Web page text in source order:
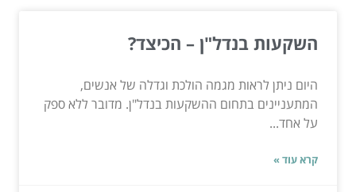
השקעות בנדל"ן – הכיצד?
היום ניתן לראות מגמה הולכת וגדלה של אנשים,
המתעניינים בתחום ההשקעות בנדל"ן. מדובר ללא ספק
על אחד...
קרא עוד »